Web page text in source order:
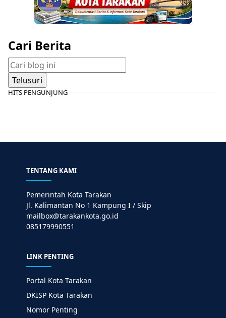
Cari Berita
HITS PENGUNJUNG
TENTANG KAMI
Pemerintah Kota Tarakan
Jl. Kalimantan No 1 Kampung I / Skip
mailbox@tarakankota.go.id
085179990551
LINK PENTING
Portal Kota Tarakan
DKISP Kota Tarakan
Nomor Penting